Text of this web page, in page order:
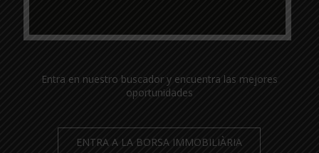
Entra en nuestro buscador y encuentra las mejores
oportunidades
ENTRA A LA BORSA IMMOBILIÀRIA